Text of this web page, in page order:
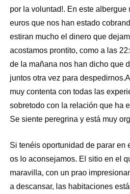
por la voluntad!. En este albergue
euros que nos han estado
estiran mucho el dinero que
acostamos prontito, como a las
de la mañana nos han dicho que
juntos otra vez para
muy contenta con todas las
sobretodo con la relación que ha
Se siente peregrina y está muy
Si tenéis oportunidad de parar en
os lo aconsejamos. El sitio en el
maravilla, con un prao
a descansar, las habitaciones